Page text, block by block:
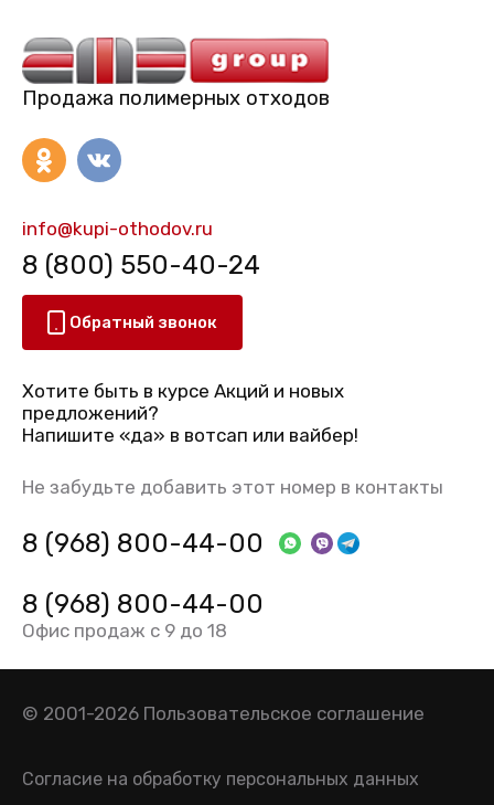
Продажа полимерных отходов
info@kupi-othodov.ru
8 (800) 550-40-24
Обратный звонок
Хотите быть в курсе Акций и новых
предложений?
Напишите «да» в вотсап или вайбер!
Не забудьте добавить этот номер в контакты
8 (968) 800-44-00
8 (968) 800-44-00
Офис продаж с 9 до 18
© 2001-2026 Пользовательское соглашение
Согласие на обработку персональных данных